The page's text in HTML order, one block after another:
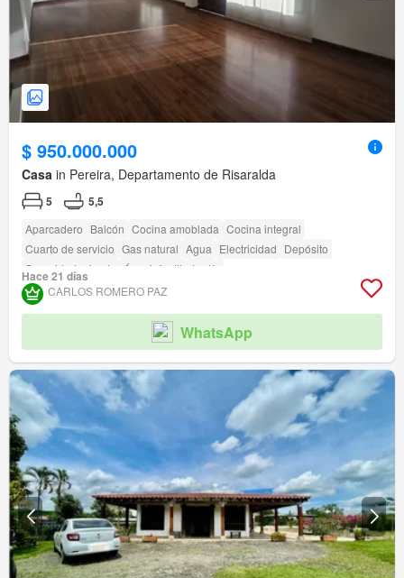
$ 950.000.000
Casa in Pereira, Departamento de Risaralda
5 5,5
Aparcadero Balcón Cocina amoblada Cocina integral
Cuarto de servicio Gas natural Agua Electricidad Depósito
Seguridad privada
Área infantil
Jardín
Acceso para personas con discapacidad
Hace 21 días
CARLOS ROMERO PAZ
WhatsApp